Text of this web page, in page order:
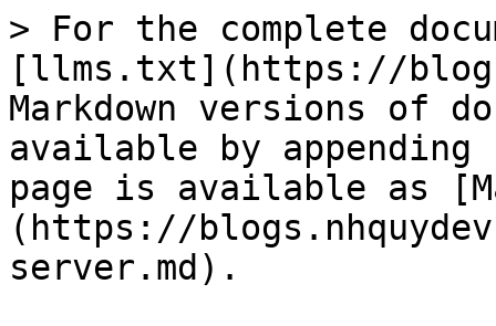
> For the complete
[llms.txt](https://
Markdown versions of
available by
page is available as
(https://
server.md).